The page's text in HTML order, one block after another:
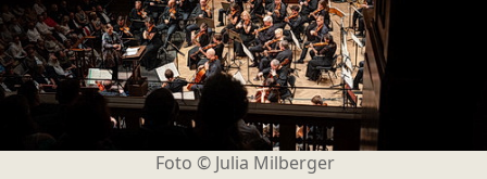
Foto © Julia Milberger